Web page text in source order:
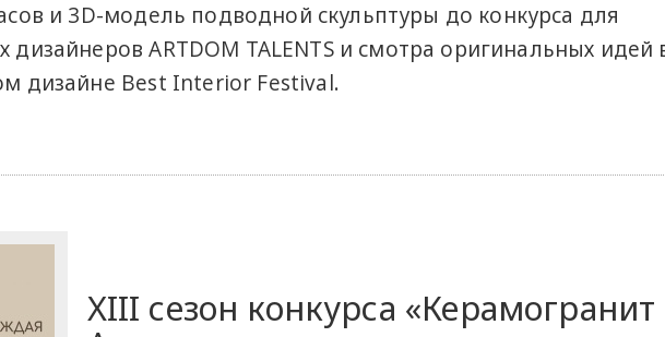
и 3D-модель подводной скульптуры до конкурса для
дизайнеров ARTDOM TALENTS и смотра оригинальных идей
дизайне Best Interior Festival.
XIII сезон конкурса «Керамогранит